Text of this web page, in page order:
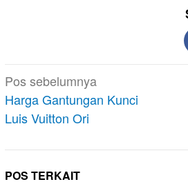
Navigasi
pos
Pos sebelumnya
Harga Gantungan Kunci
Luis Vuitton Ori
POS TERKAIT